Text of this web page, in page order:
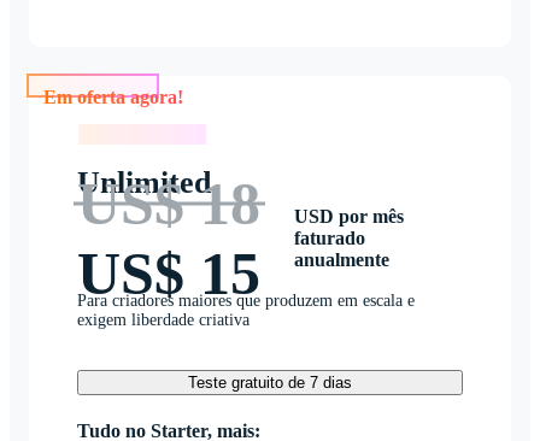
Unlimited
US$ 18
US$ 15
USD por mês
faturado
anualmente
Para criadores maiores que produzem em escala e
exigem liberdade criativa
Teste gratuito de 7 dias
Tudo no Starter, mais: